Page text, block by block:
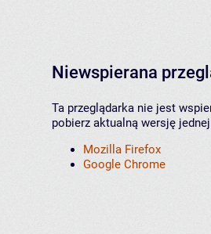
Niewspierana
Ta przeglądarka nie jest
pobierz aktualną wersję
Mozilla Firefox
Google Chrome